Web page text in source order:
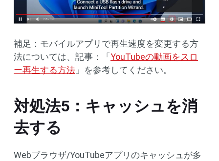
補足：モバイルアプリで再生速度を変更する方
法については、記事：「 YouTubeの動画をスロ
ー再生する方法 」を参考してください。
対処法5：キャッシュを消
去する
Webブラウザ/YouTubeアプリのキャッシュが多